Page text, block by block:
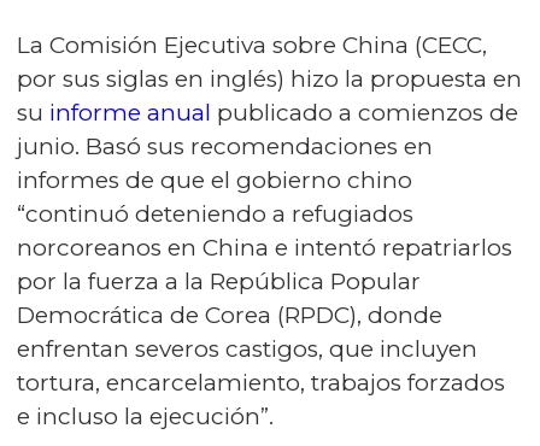
La Comisión Ejecutiva sobre China (CECC,
por sus siglas en inglés) hizo la propuesta en
su informe anual publicado a comienzos de
junio. Basó sus recomendaciones en
informes de que el gobierno chino
“continuó deteniendo a refugiados
norcoreanos en China e intentó repatriarlos
por la fuerza a la República Popular
Democrática de Corea (RPDC), donde
enfrentan severos castigos, que incluyen
tortura, encarcelamiento, trabajos forzados
e incluso la ejecución”.